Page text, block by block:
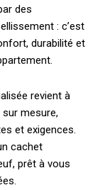
des
: c’est
durabilité et
revient à
sur mesure,
et exigences.
cachet
prêt à vous